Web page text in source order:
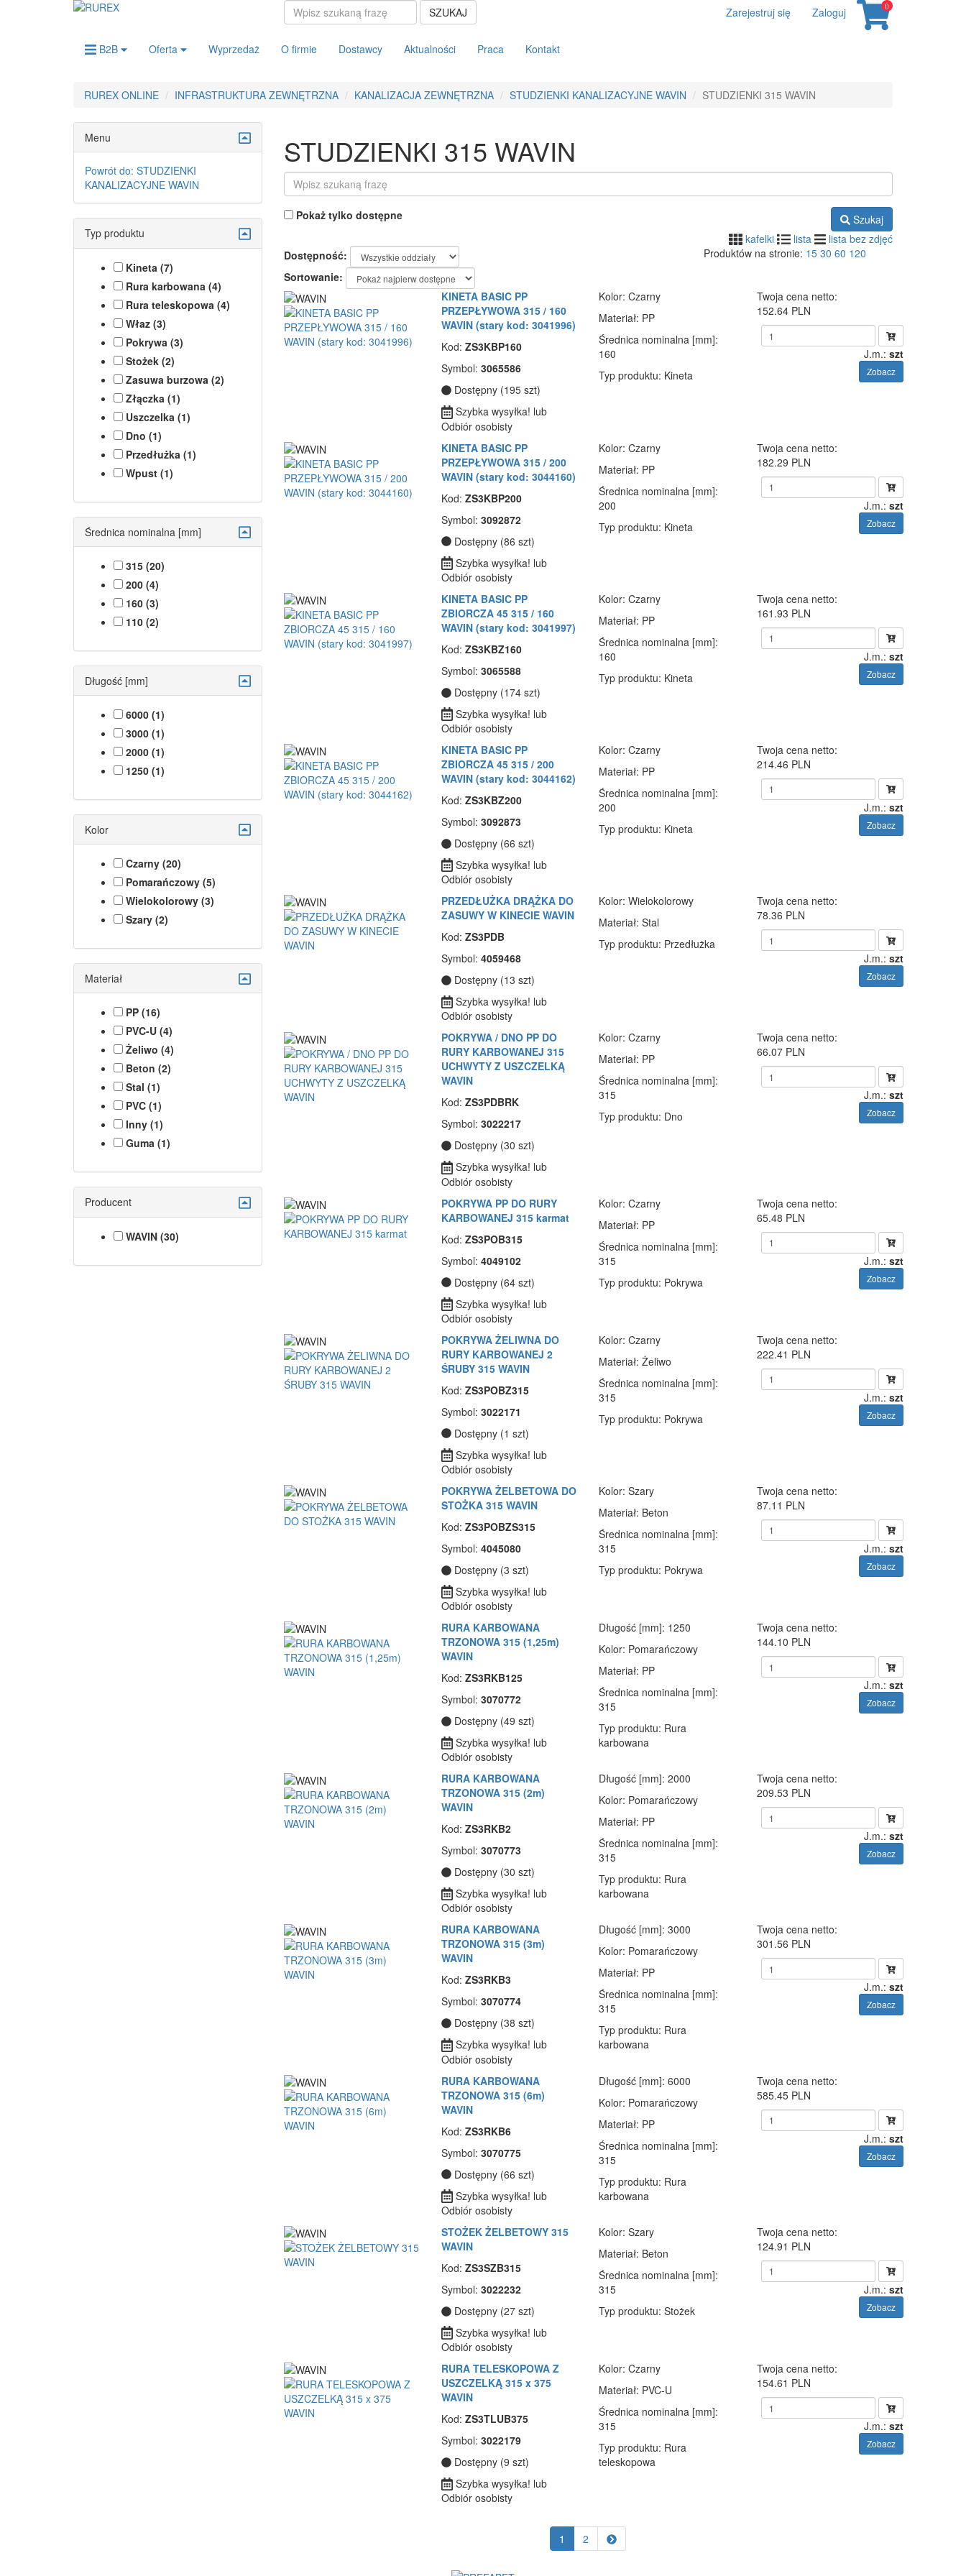
SZUKAJ 0
Zarejestruj się Zaloguj
B2B Oferta Wyprzedaż O firmie Dostawcy Aktualności Praca Kontakt
RUREX ONLINE INFRASTRUKTURA ZEWNĘTRZNA KANALIZACJA ZEWNĘTRZNA STUDZIENKI KANALIZACYJNE WAVIN STUDZIENKI 315 WAVIN
STUDZIENKI 315 WAVIN
Pokaż tylko dostępne
Szukaj
kafelki
lista
lista bez zdjęć
Dostępność:
Sortowanie:
Produktów na stronie: 15 30 60 120
KINETA BASIC PP
PRZEPŁYWOWA 315 / 160
WAVIN (stary kod: 3041996)
Kod: ZS3KBP160
Symbol: 3065586
Dostępny (195 szt)
Szybka wysyłka! lub
Odbiór osobisty
Kolor: Czarny
Materiał: PP
Średnica nominalna [mm]:
160
Typ produktu: Kineta
Twoja cena netto:
152.64 PLN
J.m.: szt
Zobacz
KINETA BASIC PP
PRZEPŁYWOWA 315 / 200
WAVIN (stary kod: 3044160)
Kod: ZS3KBP200
Symbol: 3092872
Dostępny (86 szt)
Szybka wysyłka! lub
Odbiór osobisty
Kolor: Czarny
Materiał: PP
Średnica nominalna [mm]:
200
Typ produktu: Kineta
Twoja cena netto:
182.29 PLN
J.m.: szt
Zobacz
KINETA BASIC PP
ZBIORCZA 45 315 / 160
WAVIN (stary kod: 3041997)
Kod: ZS3KBZ160
Symbol: 3065588
Dostępny (174 szt)
Szybka wysyłka! lub
Odbiór osobisty
Kolor: Czarny
Materiał: PP
Średnica nominalna [mm]:
160
Typ produktu: Kineta
Twoja cena netto:
161.93 PLN
J.m.: szt
Zobacz
KINETA BASIC PP
ZBIORCZA 45 315 / 200
WAVIN (stary kod: 3044162)
Kod: ZS3KBZ200
Symbol: 3092873
Dostępny (66 szt)
Szybka wysyłka! lub
Odbiór osobisty
Kolor: Czarny
Materiał: PP
Średnica nominalna [mm]:
200
Typ produktu: Kineta
Twoja cena netto:
214.46 PLN
J.m.: szt
Zobacz
PRZEDŁUŻKA DRĄŻKA DO
ZASUWY W KINECIE WAVIN
Kod: ZS3PDB
Symbol: 4059468
Dostępny (13 szt)
Szybka wysyłka! lub
Odbiór osobisty
Kolor: Wielokolorowy
Materiał: Stal
Typ produktu: Przedłużka
Twoja cena netto:
78.36 PLN
J.m.: szt
Zobacz
POKRYWA / DNO PP DO
RURY KARBOWANEJ 315
UCHWYTY Z USZCZELKĄ
WAVIN
Kod: ZS3PDBRK
Symbol: 3022217
Dostępny (30 szt)
Szybka wysyłka! lub
Odbiór osobisty
Kolor: Czarny
Materiał: PP
Średnica nominalna [mm]:
315
Typ produktu: Dno
Twoja cena netto:
66.07 PLN
J.m.: szt
Zobacz
POKRYWA PP DO RURY
KARBOWANEJ 315 karmat
Kod: ZS3POB315
Symbol: 4049102
Dostępny (64 szt)
Szybka wysyłka! lub
Odbiór osobisty
Kolor: Czarny
Materiał: PP
Średnica nominalna [mm]:
315
Typ produktu: Pokrywa
Twoja cena netto:
65.48 PLN
J.m.: szt
Zobacz
POKRYWA ŻELIWNA DO
RURY KARBOWANEJ 2
ŚRUBY 315 WAVIN
Kod: ZS3POBZ315
Symbol: 3022171
Dostępny (1 szt)
Szybka wysyłka! lub
Odbiór osobisty
Kolor: Czarny
Materiał: Żeliwo
Średnica nominalna [mm]:
315
Typ produktu: Pokrywa
Twoja cena netto:
222.41 PLN
J.m.: szt
Zobacz
POKRYWA ŻELBETOWA DO
STOŻKA 315 WAVIN
Kod: ZS3POBZS315
Symbol: 4045080
Dostępny (3 szt)
Szybka wysyłka! lub
Odbiór osobisty
Kolor: Szary
Materiał: Beton
Średnica nominalna [mm]:
315
Typ produktu: Pokrywa
Twoja cena netto:
87.11 PLN
J.m.: szt
Zobacz
RURA KARBOWANA
TRZONOWA 315 (1,25m)
WAVIN
Kod: ZS3RKB125
Symbol: 3070772
Dostępny (49 szt)
Szybka wysyłka! lub
Odbiór osobisty
Długość [mm]: 1250
Kolor: Pomarańczowy
Materiał: PP
Średnica nominalna [mm]:
315
Typ produktu: Rura
karbowana
Twoja cena netto:
144.10 PLN
J.m.: szt
Zobacz
RURA KARBOWANA
TRZONOWA 315 (2m)
WAVIN
Kod: ZS3RKB2
Symbol: 3070773
Dostępny (30 szt)
Szybka wysyłka! lub
Odbiór osobisty
Długość [mm]: 2000
Kolor: Pomarańczowy
Materiał: PP
Średnica nominalna [mm]:
315
Typ produktu: Rura
karbowana
Twoja cena netto:
209.53 PLN
J.m.: szt
Zobacz
RURA KARBOWANA
TRZONOWA 315 (3m)
WAVIN
Kod: ZS3RKB3
Symbol: 3070774
Dostępny (38 szt)
Szybka wysyłka! lub
Odbiór osobisty
Długość [mm]: 3000
Kolor: Pomarańczowy
Materiał: PP
Średnica nominalna [mm]:
315
Typ produktu: Rura
karbowana
Twoja cena netto:
301.56 PLN
J.m.: szt
Zobacz
RURA KARBOWANA
TRZONOWA 315 (6m)
WAVIN
Kod: ZS3RKB6
Symbol: 3070775
Dostępny (66 szt)
Szybka wysyłka! lub
Odbiór osobisty
Długość [mm]: 6000
Kolor: Pomarańczowy
Materiał: PP
Średnica nominalna [mm]:
315
Typ produktu: Rura
karbowana
Twoja cena netto:
585.45 PLN
J.m.: szt
Zobacz
STOŻEK ŻELBETOWY 315
WAVIN
Kod: ZS3SZB315
Symbol: 3022232
Dostępny (27 szt)
Szybka wysyłka! lub
Odbiór osobisty
Kolor: Szary
Materiał: Beton
Średnica nominalna [mm]:
315
Typ produktu: Stożek
Twoja cena netto:
124.91 PLN
J.m.: szt
Zobacz
RURA TELESKOPOWA Z
USZCZELKĄ 315 x 375
WAVIN
Kod: ZS3TLUB375
Symbol: 3022179
Dostępny (9 szt)
Szybka wysyłka! lub
Odbiór osobisty
Kolor: Czarny
Materiał: PVC-U
Średnica nominalna [mm]:
315
Typ produktu: Rura
teleskopowa
Twoja cena netto:
154.61 PLN
J.m.: szt
Zobacz
1 2
Menu
Powrót do: STUDZIENKI
KANALIZACYJNE WAVIN
Typ produktu
Kineta (7)
Rura karbowana (4)
Rura teleskopowa (4)
Właz (3)
Pokrywa (3)
Stożek (2)
Zasuwa burzowa (2)
Złączka (1)
Uszczelka (1)
Dno (1)
Przedłużka (1)
Wpust (1)
Średnica nominalna [mm]
315 (20)
200 (4)
160 (3)
110 (2)
Długość [mm]
6000 (1)
3000 (1)
2000 (1)
1250 (1)
Kolor
Czarny (20)
Pomarańczowy (5)
Wielokolorowy (3)
Szary (2)
Materiał
PP (16)
PVC-U (4)
Żeliwo (4)
Beton (2)
Stal (1)
PVC (1)
Inny (1)
Guma (1)
Producent
WAVIN (30)